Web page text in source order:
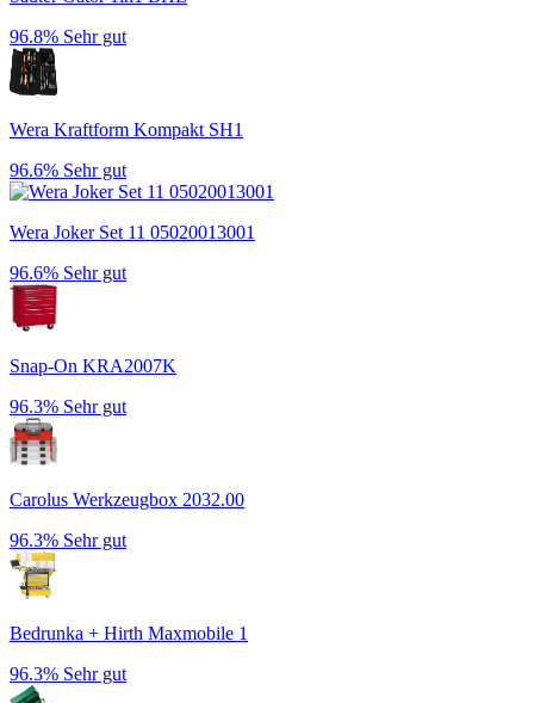
96.8% Sehr gut
Wera Kraftform Kompakt SH1
96.6% Sehr gut
Wera Joker Set 11 05020013001
96.6% Sehr gut
Snap-On KRA2007K
96.3% Sehr gut
Carolus Werkzeugbox 2032.00
96.3% Sehr gut
Bedrunka + Hirth Maxmobile 1
96.3% Sehr gut